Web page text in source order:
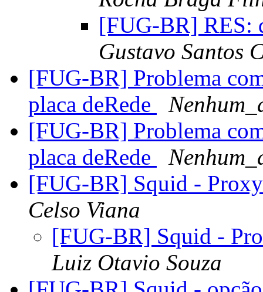
[FUG-BR] RES:
Gustavo Santos
[FUG-BR] Problema
placa deRede
[FUG-BR] Problema
placa deRede
[FUG-BR] Squid -
Celso Viana
[FUG-BR] Squid -
Luiz Otavio Souza